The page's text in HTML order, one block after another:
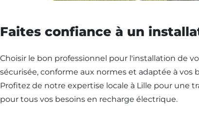
Faites confiance à un
Choisir le bon professionnel pour l'installation de
sécurisée, conforme aux normes et adaptée à
Profitez de notre expertise locale à Lille pour une
pour tous vos besoins en recharge électrique.